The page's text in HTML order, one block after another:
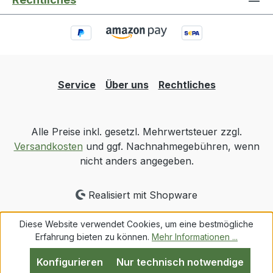
Service Über uns Rechtliches
Alle Preise inkl. gesetzl. Mehrwertsteuer zzgl.
Versandkosten und ggf. Nachnahmegebühren, wenn
nicht anders angegeben.
Realisiert mit Shopware
Diese Website verwendet Cookies, um eine bestmögliche
Erfahrung bieten zu können. Mehr Informationen ...
Nur technisch notwendige
Konfigurieren